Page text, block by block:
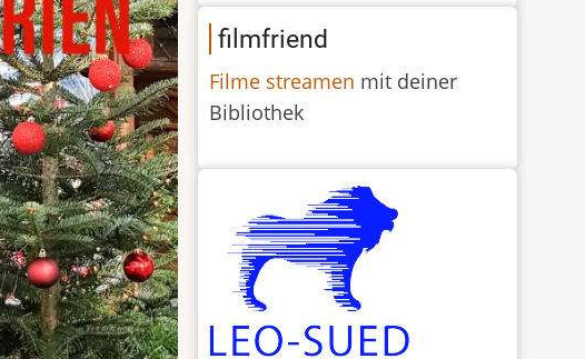
filmfriend
Filme streamen mit deiner
Bibliothek